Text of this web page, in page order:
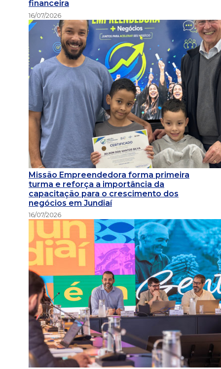
financeira
16/07/2026
Missão Empreendedora forma primeira
turma e reforça a importância da
capacitação para o crescimento dos
negócios em Jundiaí
16/07/2026